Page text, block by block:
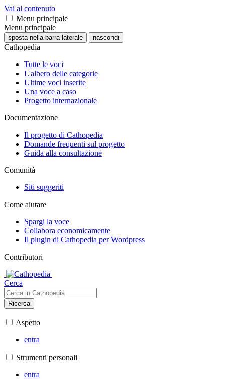
Vai al contenuto
Menu principale
Menu principale
sposta nella barra laterale nascondi
Cathopedia
Tutte le voci
L'albero delle categorie
Ultime voci inserite
Una voce a caso
Progetto internazionale
Documentazione
Il progetto di Cathopedia
Domande frequenti sul progetto
Guida alla consultazione
Comunità
Siti suggeriti
Come aiutare
Spargi la voce
Collabora economicamente
Il plugin di Cathopedia per Wordpress
Contributori
Cerca
Ricerca
Aspetto
entra
Strumenti personali
entra